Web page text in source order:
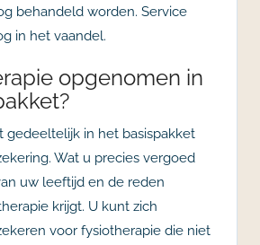
behandeld worden. Service
in het vaandel.
opgenomen in
gedeeltelijk in het basispakket
Wat u precies vergoed
uw leeftijd en de reden
krijgt. U kunt zich
voor fysiotherapie die niet